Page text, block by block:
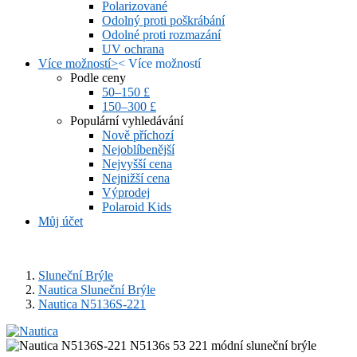
Polarizované
Odolný proti poškrábání
Odolné proti rozmazání
UV ochrana
Více možností>< Více možností
Podle ceny
50–150 £
150–300 £
Populární vyhledávání
Nově příchozí
Nejoblíbenější
Nejvyšší cena
Nejnižší cena
Výprodej
Polaroid Kids
Můj účet
Sluneční Brýle
Nautica Sluneční Brýle
Nautica N5136S-221